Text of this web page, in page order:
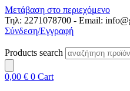
Μετάβαση στο περιεχόμενο
Τηλ: 2271078700 - Email:
Σύνδεση/Εγγραφή
Products search
0,00 € 0 Cart